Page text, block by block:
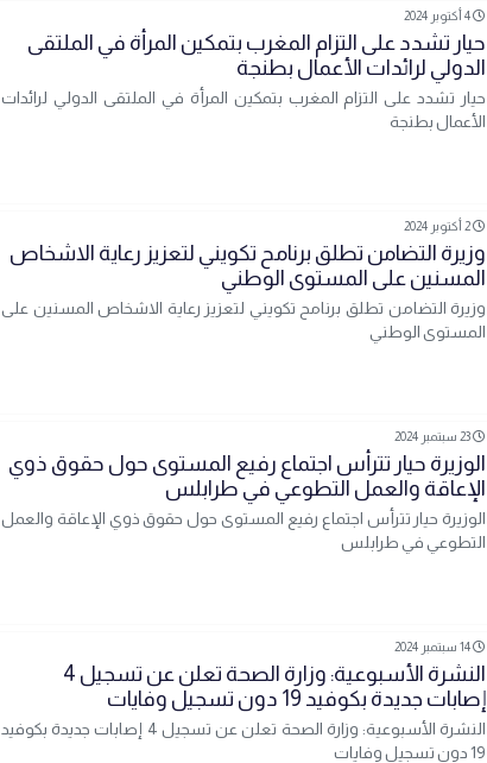
4 أكتوبر 2024
حيار تشدد على التزام المغرب بتمكين المرأة في الملتقى
الدولي لرائدات الأعمال بطنجة
حيار تشدد على التزام المغرب بتمكين المرأة في الملتقى الدولي لرائدات
الأعمال بطنجة
2 أكتوبر 2024
وزيرة التضامن تطلق برنامح تكويني لتعزيز رعاية الاشخاص
المسنين على المستوى الوطني
وزيرة التضامن تطلق برنامح تكويني لتعزيز رعاية الاشخاص المسنين على
المستوى الوطني
23 سبتمبر 2024
الوزيرة حيار تترأس اجتماع رفيع المستوى حول حقوق ذوي
الإعاقة والعمل التطوعي في طرابلس
الوزيرة حيار تترأس اجتماع رفيع المستوى حول حقوق ذوي الإعاقة والعمل
التطوعي في طرابلس
14 سبتمبر 2024
النشرة الأسبوعية: وزارة الصحة تعلن عن تسجيل 4
إصابات جديدة بكوفيد 19 دون تسجيل وفايات
النشرة الأسبوعية: وزارة الصحة تعلن عن تسجيل 4 إصابات جديدة بكوفيد
19 دون تسجيل وفايات